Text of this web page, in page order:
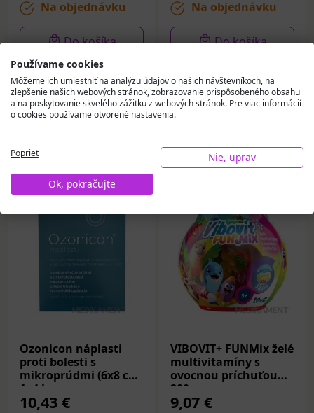
Na objednávku
Do košíka
Na objednávku
Do košíka
Vybrali sme pre vás
Ozonicon náplasti
proti bolesti s
mikroprúdmi (6x8 cm)
1x4 ks
10,43 €
VIBOVIT+ FUNMix želé
multivitamíny s
ovocnou príchuťou
200 g
9,07 €
Používame cookies
Môžeme ich umiestniť na analýzu údajov o našich návštevníkoch, na
zlepšenie našich webových stránok, zobrazovanie prispôsobeného obsahu
a na poskytovanie skvelého zážitku z webových stránok. Pre viac informácií
o cookies používame otvorené nastavenia.
Poprieť
Nie, uprav
Ok, pokračujte